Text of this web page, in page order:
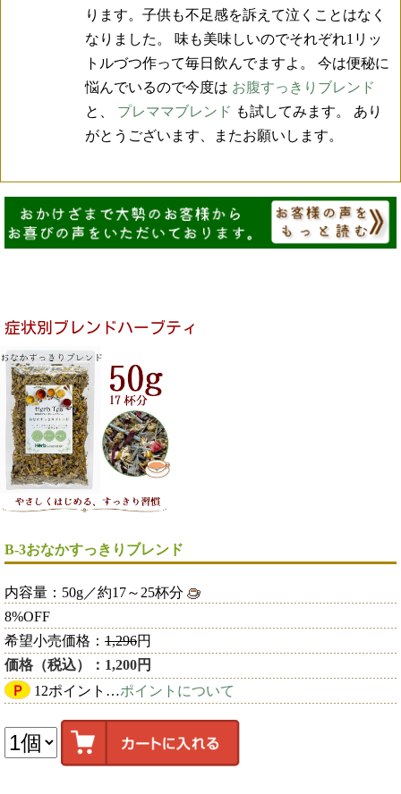
ります。子供も不足感を訴えて泣くことはなく
なりました。 味も美味しいのでそれぞれ1リッ
トルづつ作って毎日飲んでますよ。 今は便秘に
悩んでいるので今度は お腹すっきりブレンド
と、 プレママブレンド も試してみます。 あり
がとうございます、またお願いします。
B-3おなかすっきりブレンド
内容量：50g／約17～25杯分
8%OFF
希望小売価格： 1,296円
価格（税込）：1,200円
Ｐ
12ポイント…ポイントについて